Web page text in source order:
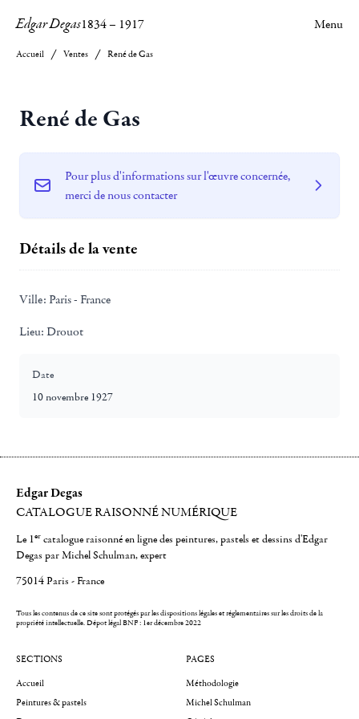
Edgar Degas1834– 1917 Menu
Accueil Ventes René de Gas
René de Gas
Pour plus d'informations sur l'œuvre concernée,
merci de nous contacter
Détails de la vente
Ville: Paris - France
Lieu: Drouot
Date
10 novembre 1927
Edgar Degas
CATALOGUE RAISONNÉ NUMÉRIQUE
Le 1er catalogue raisonné en ligne des peintures, pastels et dessins d'Edgar
Degas par Michel Schulman, expert
75014 Paris - France
Tous les contenus de ce site sont protégés par les dispositions légales et réglementaires sur les droits de la
propriété intellectuelle.Dépot légal BNF : 1er décembre 2022
SECTIONS
Accueil
Peintures & pastels
PAGES
Méthodologie
Michel Schulman